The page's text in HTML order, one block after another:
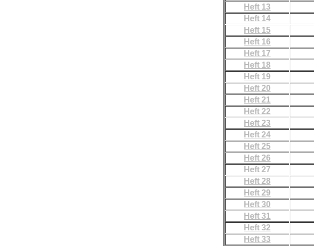
Heft 13
Heft 14
Heft 15
Heft 16
Heft 17
Heft 18
Heft 19
Heft 20
Heft 21
Heft 22
Heft 23
Heft 24
Heft 25
Heft 26
Heft 27
Heft 28
Heft 29
Heft 30
Heft 31
Heft 32
Heft 33